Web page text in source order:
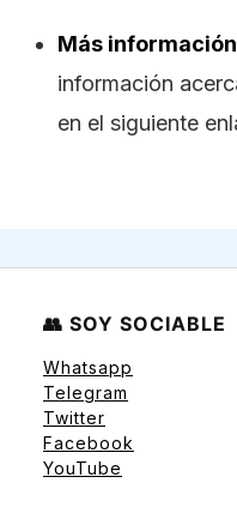
Más
información
en el siguiente
👥 SOY SOCIABLE
Whatsapp
Telegram
Twitter
Facebook
YouTube